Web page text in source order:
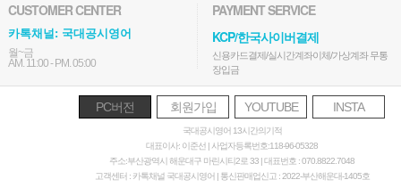
CUSTOMER CENTER
카톡채널: 국대공시영어
월~금
AM. 11:00 - PM. 05:00
PAYMENT SERVICE
KCP/한국사이버결제
신용카드결제/실시간계좌이체/가상계좌 무통
장입금
PC버전 회원가입 YOUTUBE INSTA
국대공시영어 13시간의기적
대표이사: 이준선 | 사업자등록번호:118-96-05328
주소:부산광역시 해운대구 마린시티2로 33 | 대표번호 : 070.8822.7048
고객센터 : 카톡채널 국대공시영어 | 통신판매업신고 : 2022-부산해운대-1405호